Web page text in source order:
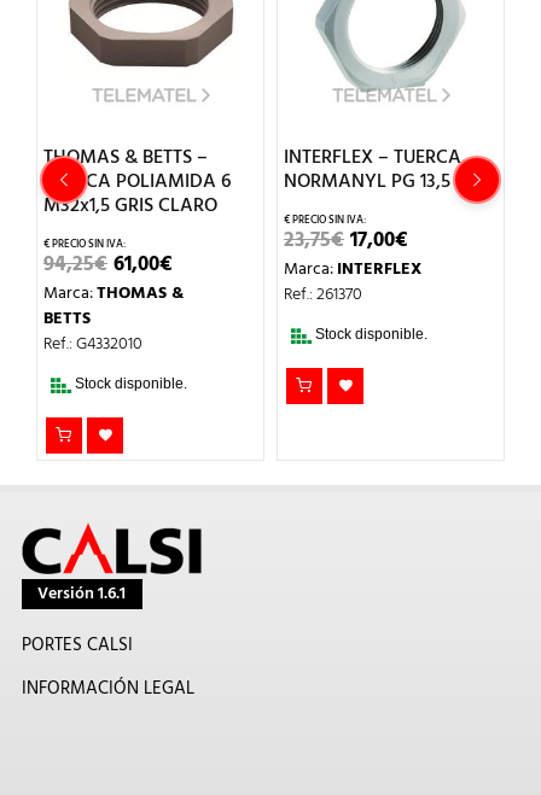
6
PRECIO
ACTUAL
61,00€.
INTERFLEX – TUERCA
NORMANYL PG 13,5 GRIS
23,75
ORIGINAL
ERA:
PRECIO
ACTUAL
Marca:INTERFLEX
Ref.: 261370
INTERFLEX –
TOP 2000 PG11 PA
91,80€EL
PRECIO
ERA:
91,80€.
Marca:
Versión 1.6.1
PORTES CALSI
INFORMACIÓN LEGAL